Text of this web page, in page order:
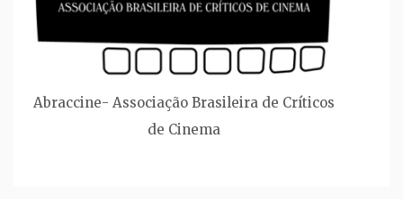
Abraccine- Associação Brasileira de Críticos
de Cinema